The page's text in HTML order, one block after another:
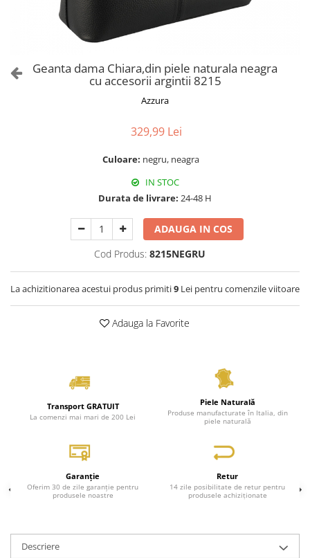
Genti Aurii
Genți Albe
Genți Gri
Genți Maro
Genți Multicolore
Genți Taupe
Geanta dama Chiara,din piele naturala neagra
cu accesorii argintii 8215
Azzura
329,99 Lei
Culoare: negru, neagra
IN STOC
Durata de livrare: 24-48 H
ADAUGA IN COS
Cod Produs: 8215NEGRU
La achizitionarea acestui produs primiti9 Lei pentru comenzile viitoare
Adauga la Favorite
Transport GRATUIT
La comenzi mai mari de 200 Lei
Piele Naturală
Produse manufacturate în Italia, din
piele naturală
Garanție
Oferim 30 de zile garanție pentru
produsele noastre
Retur
14 zile posibilitate de retur pentru
produsele achiziționate
Descriere